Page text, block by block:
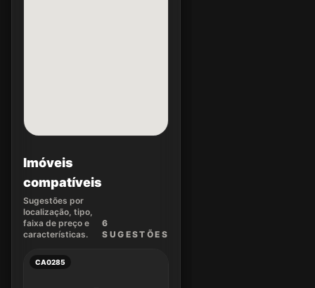
Imóveis
compatíveis
Sugestões por
localização, tipo,
faixa de preço e
características.
6
SUGEST ÕES
CA0285